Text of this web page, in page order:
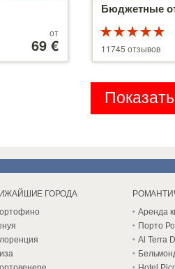
от
69 €
Бюджетные
11745 отзывов
ГОРОДА
Аренда
Порто
Al Terra